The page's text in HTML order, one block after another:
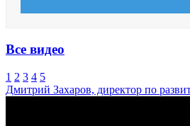
Все видео
1 2 3 4 5
Дмитрий Захаров, директор по